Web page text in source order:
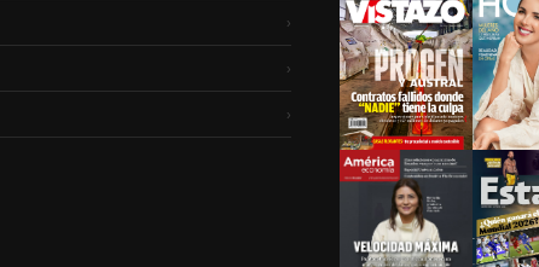
›
›
›